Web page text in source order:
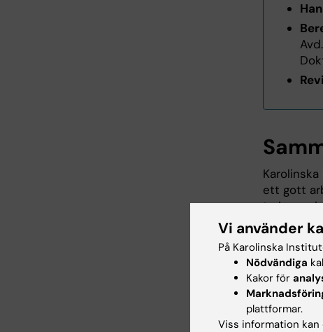
ett gott
präglas
allvarligt
till
mötet
respekt.
Vi använder
På Karolinska
Nödvändiga
Kakor för
plattformar.
Viss information kan